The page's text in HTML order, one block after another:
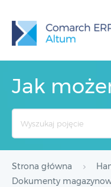
Jak
Strona główna
Dokumenty